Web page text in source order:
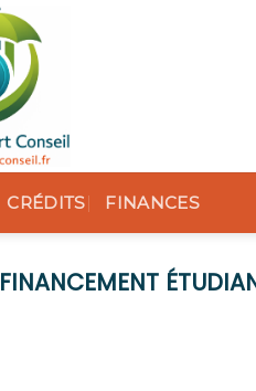
CRÉDITS FINANCES
FINANCEMENT